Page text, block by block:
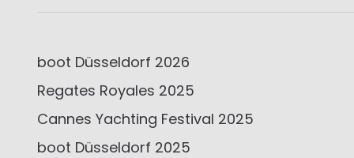
boot Düsseldorf 2026
Regates Royales 2025
Cannes Yachting Festival 2025
boot Düsseldorf 2025